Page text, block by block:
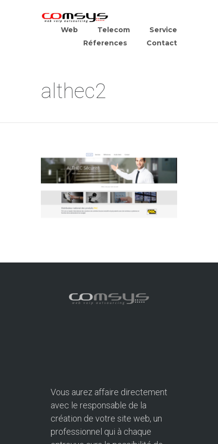
Web Telecom
Service
Réferences
Contact
althec2
Vous aurez affaire directement
avec le responsable de la
création de votre site web, un
professionnel qui à chaque